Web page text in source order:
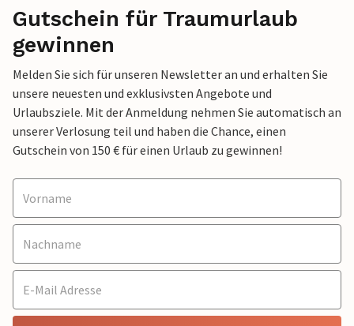
Gutschein für Traumurlaub
gewinnen
Melden Sie sich für unseren Newsletter an und erhalten Sie
unsere neuesten und exklusivsten Angebote und
Urlaubsziele. Mit der Anmeldung nehmen Sie automatisch an
unserer Verlosung teil und haben die Chance, einen
Gutschein von 150 € für einen Urlaub zu gewinnen!